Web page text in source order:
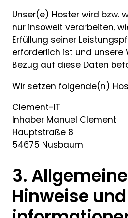
Unser(e) Hoster wird bzw.
nur insoweit verarbeiten,
Erfüllung seiner
erforderlich ist und unsere
Bezug auf diese Daten
Wir setzen folgende(n)
Clement-IT
Inhaber Manuel Clement
Hauptstraße 8
54675 Nusbaum
3. Allgemeine
Hinweise